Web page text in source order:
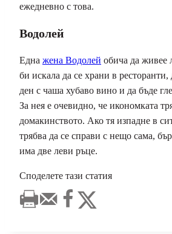
ежедневно с това.
Водолей
Една жена Водолей обича да живее
би искала да се храни в ресторанти,
ден с чаша хубаво вино и да бъде
За нея е очевидно, че икономката
домакинството. Ако тя изпадне в
трябва да се справи с нещо сама,
има две леви ръце.
Споделете тази статия